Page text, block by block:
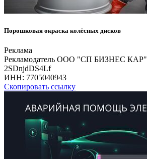
Порошковая окраска колёсных дисков
Реклама
Рекламодатель ООО "СП БИЗНЕС КАР"
2SDnjdDS4Lf
ИНН: 7705040943
Скопировать ссылку